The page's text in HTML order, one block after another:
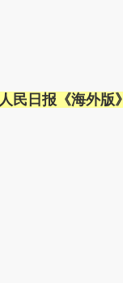
人民日报《海外版》